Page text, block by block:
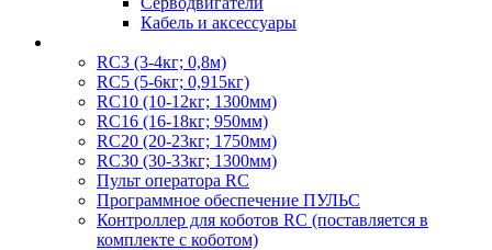
Кабель и аксессуары
RC3 (3-4кг; 0,8м)
RC5 (5-6кг; 0,915кг)
RC10 (10-12кг; 1300мм)
RC16 (16-18кг; 950мм)
RC20 (20-23кг; 1750мм)
RC30 (30-33кг; 1300мм)
Пульт оператора RC
Программное обеспечение ПУЛЬС
Контроллер для коботов RC (поставляется в
комплекте с коботом)